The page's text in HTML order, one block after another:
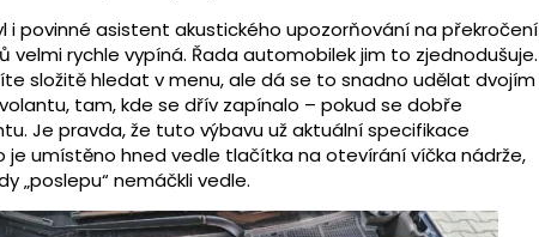
i povinné asistent akustického upozorňování na překročení
velmi rychle vypíná. Řada automobilek jim to zjednodušuje.
složitě hledat v menu, ale dá se to snadno udělat dvojím
tam, kde se dřív zapínalo – pokud se dobře
Je pravda, že tuto výbavu už aktuální specifikace
je umístěno hned vedle tlačítka na otevírání víčka nádrže,
„poslepu“ nemáčkli vedle.